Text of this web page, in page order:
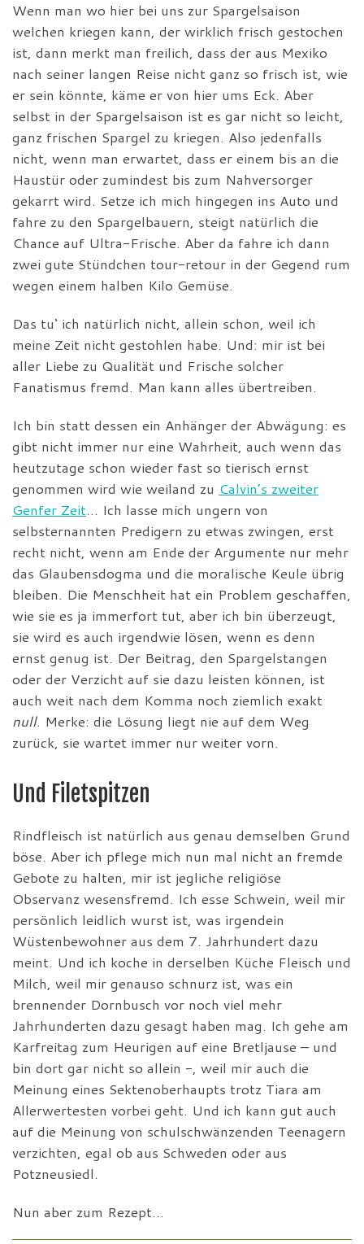
Wenn man wo hier bei uns zur Spargelsaison
welchen kriegen kann, der wirklich frisch gestochen
ist, dann merkt man freilich, dass der aus Mexiko
nach seiner langen Reise nicht ganz so frisch ist, wie
er sein könnte, käme er von hier ums Eck. Aber
selbst in der Spargelsaison ist es gar nicht so leicht,
ganz frischen Spargel zu kriegen. Also jedenfalls
nicht, wenn man erwartet, dass er einem bis an die
Haustür oder zumindest bis zum Nahversorger
gekarrt wird. Setze ich mich hingegen ins Auto und
fahre zu den Spargelbauern, steigt natürlich die
Chance auf Ultra-Frische. Aber da fahre ich dann
zwei gute Stündchen tour-retour in der Gegend rum
wegen einem halben Kilo Gemüse.
Das tu‘ ich natürlich nicht, allein schon, weil ich
meine Zeit nicht gestohlen habe. Und: mir ist bei
aller Liebe zu Qualität und Frische solcher
Fanatismus fremd. Man kann alles übertreiben.
Ich bin statt dessen ein Anhänger der Abwägung: es
gibt nicht immer nur eine Wahrheit, auch wenn das
heutzutage schon wieder fast so tierisch ernst
genommen wird wie weiland zu Calvin’s zweiter
Genfer Zeit… Ich lasse mich ungern von
selbsternannten Predigern zu etwas zwingen, erst
recht nicht, wenn am Ende der Argumente nur mehr
das Glaubensdogma und die moralische Keule übrig
bleiben. Die Menschheit hat ein Problem geschaffen,
wie sie es ja immerfort tut, aber ich bin überzeugt,
sie wird es auch irgendwie lösen, wenn es denn
ernst genug ist. Der Beitrag, den Spargelstangen
oder der Verzicht auf sie dazu leisten können, ist
auch weit nach dem Komma noch ziemlich exakt
null. Merke: die Lösung liegt nie auf dem Weg
zurück, sie wartet immer nur weiter vorn.
Und Filetspitzen
Rindfleisch ist natürlich aus genau demselben Grund
böse. Aber ich pflege mich nun mal nicht an fremde
Gebote zu halten, mir ist jegliche religiöse
Observanz wesensfremd. Ich esse Schwein, weil mir
persönlich leidlich wurst ist, was irgendein
Wüstenbewohner aus dem 7. Jahrhundert dazu
meint. Und ich koche in derselben Küche Fleisch und
Milch, weil mir genauso schnurz ist, was ein
brennender Dornbusch vor noch viel mehr
Jahrhunderten dazu gesagt haben mag. Ich gehe am
Karfreitag zum Heurigen auf eine Bretljause – und
bin dort gar nicht so allein -, weil mir auch die
Meinung eines Sektenoberhaupts trotz Tiara am
Allerwertesten vorbei geht. Und ich kann gut auch
auf die Meinung von schulschwänzenden Teenagern
verzichten, egal ob aus Schweden oder aus
Potzneusiedl.
Nun aber zum Rezept…